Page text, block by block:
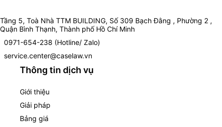
Tầng 5, Toà Nhà TTM BUILDING, Số 309 Bạch Đằng , Phường 2 ,
Quận Bình Thạnh, Thành phố Hồ Chí Minh
0971-654-238 (Hotline/ Zalo)
service.center@caselaw.vn
Thông tin dịch vụ
Giới thiệu
Giải pháp
Bảng giá